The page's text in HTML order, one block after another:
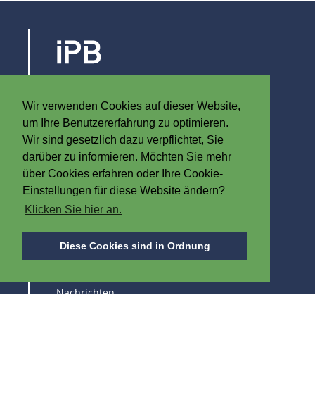
Wir verwenden Cookies auf dieser Website,
um Ihre Benutzererfahrung zu optimieren.
Wir sind gesetzlich dazu verpflichtet, Sie
darüber zu informieren. Möchten Sie mehr
über Cookies erfahren oder Ihre Cookie-
Einstellungen für diese Website ändern?
Klicken Sie hier an.
Diese Cookies sind in Ordnung
8790 Waregem
Belgien
T +32 (0)56 60 79 19
F +32 (0)56 61 08 85
info@iplast.be
ÜBER IPB
Nachrichten